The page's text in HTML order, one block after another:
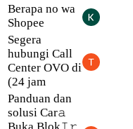
Berapa no wa
Shopee
Segera
hubungi Call
Center OVO di
(24 jam
Panduan dan
solusi Car𝚊